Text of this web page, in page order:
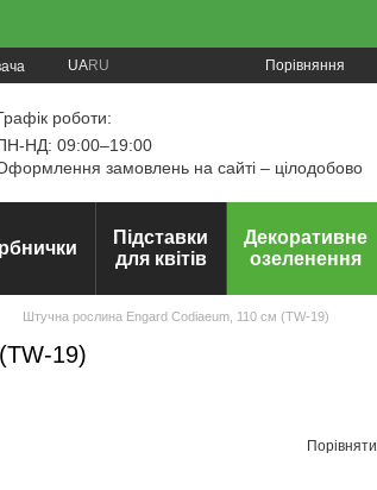
UARU Порівняння
роботи:
НД: 09:00–19:00
замовлень на сайті – цілодобово
Підставки
для квітів
Декоративне
озеленення
Штучна рослина Engard Codiaeum, 110 см (TW-19)
19)
Порівняти